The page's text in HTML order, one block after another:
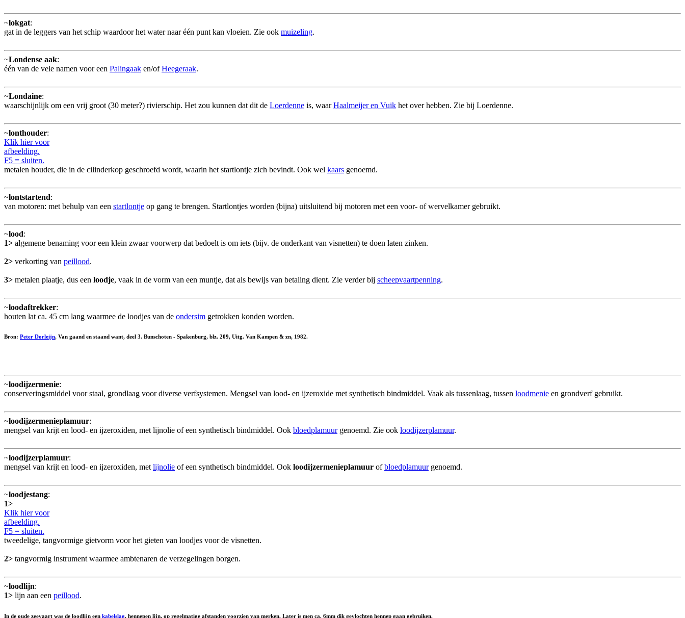
~lokgat:
gat in de leggers van het schip waardoor het water naar één punt kan vloeien. Zie ook muizeling.
~Londense aak:
één van de vele namen voor een Palingaak en/ofHeegeraak.
~Londaine:
waarschijnlijk om een vrij groot (30 meter?) rivierschip. Het zou kunnen dat dit de Loerdenne is, waarHaalmeijer en Vuik het over hebben. Zie bij Loerdenne.
~lonthouder:
Klik hier voor
afbeelding.
F5 = sluiten.
metalen houder, die in de cilinderkop geschroefd wordt, waarin het startlontje zich bevindt. Ook wel kaars genoemd.
~lontstartend:
van motoren: met behulp van een startlontje op gang te brengen. Startlontjes worden (bijna) uitsluitend bij motoren met een voor- of wervelkamer gebruikt.
~lood:
1> algemene benaming voor een klein zwaar voorwerp dat bedoelt is om iets (bijv. de onderkant van visnetten) te doen laten zinken.
2> verkorting van peillood.
3> metalen plaatje, dus een loodje, vaak in de vorm van een muntje, dat als bewijs van betaling dient. Zie verder bij scheepvaartpenning.
~loodaftrekker:
houten lat ca. 45 cm lang waarmee de loodjes van de ondersim getrokken konden worden.
Bron: Peter Dorleijn, Van gaand en staand want, deel 3. Bunschoten - Spakenburg, blz. 209, Uitg. Van Kampen & zn, 1982.
~loodijzermenie:
conserveringsmiddel voor staal, grondlaag voor diverse verfsystemen. Mengsel van lood- en ijzeroxide met synthetisch bindmiddel. Vaak als tussenlaag, tussen loodmenie en grondverf gebruikt.
~loodijzermenieplamuur:
mengsel van krijt en lood- en ijzeroxiden, met lijnolie of een synthetisch bindmiddel. Ook bloedplamuurgenoemd. Zie ook loodijzerplamuur.
~loodijzerplamuur:
mengsel van krijt en lood- en ijzeroxiden, metlijnolie of een synthetisch bindmiddel. Ook loodijzermenieplamuur ofbloedplamuurgenoemd.
~loodjestang:
1>
Klik hier voor
afbeelding.
F5 = sluiten.
tweedelige, tangvormige gietvorm voor het gieten van loodjes voor de visnetten.
2> tangvormig instrument waarmee ambtenaren de verzegelingen borgen.
~loodlijn:
1> lijn aan een peillood.
In de oude zeevaart was de loodlijn een kabelslag, hennepen lijn, op regelmatige afstanden voorzien van merken. Later is men ca. 6mm dik gevlochten hennep gaan gebruiken.